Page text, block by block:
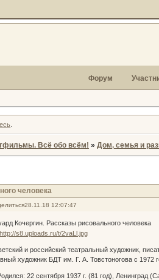
Форум
Всё обо всём! » Дом, семья и
человека
28.11.18 12:07:47
Кочергин. Рассказы рисовального человека
и российский театральный художник,
художник БДТ им. Г. А. Товстоногова с 1972
22 сентября 1937 г. (81 год), Ленинград